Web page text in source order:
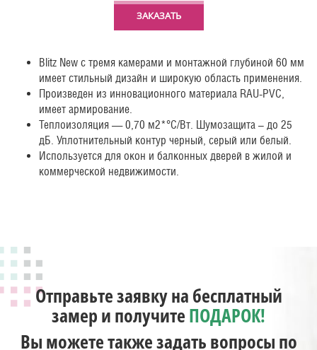
ЗАКАЗАТЬ
Blitz New с тремя камерами и монтажной глубиной 60 мм
имеет стильный дизайн и широкую область применения.
Произведен из инновационного материала RAU-PVC,
имеет армирование.
Теплоизоляция — 0,70 м2*°С/Вт. Шумозащита – до 25
дБ. Уплотнительный контур черный, серый или белый.
Используется для окон и балконных дверей в жилой и
коммерческой недвижимости.
Отправьте заявку на бесплатный
замер и получитеПОДАРОК!
Вы можете также задать вопросы по